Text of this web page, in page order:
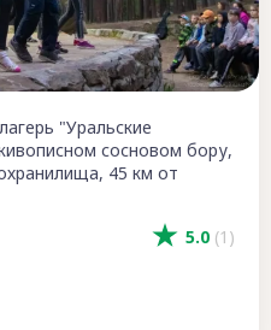
5.0 (1)
"Уральские
сосновом бору,
45 км от